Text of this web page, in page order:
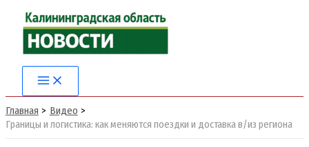
Перейти
содержимому
Main
Menu
Главная
Видео
Границы и логистика: как меняются поездки и доставка в/из региона